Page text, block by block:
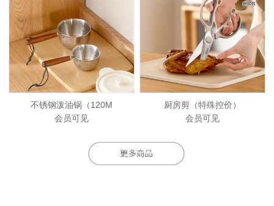
不锈钢泼油锅（120M
会员可见
厨房剪（特殊控价）
会员可见